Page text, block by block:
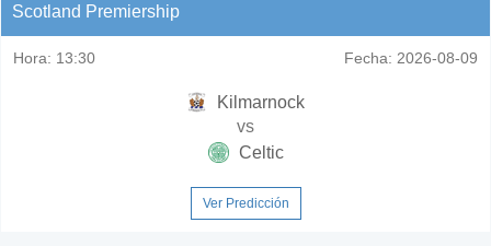
Scotland Premiership
Hora: 13:30 Fecha: 2026-08-09
Kilmarnock
vs
Celtic
Ver Predicción